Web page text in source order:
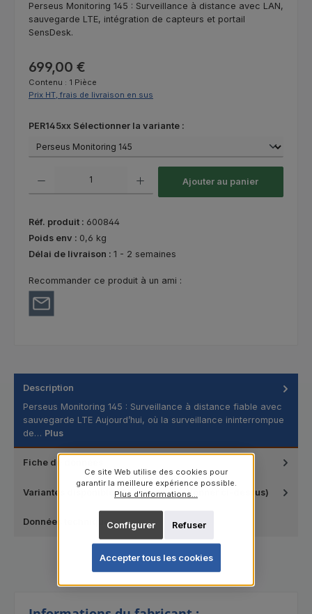
Perseus Monitoring 145 : Surveillance à distance avec LAN,
sauvegarde LTE, intégration de capteurs et portail
SensDesk.
Prix régulier :
699,00 €
Contenu : 1 Pièce
Prix HT, frais de livraison en sus
Sélectionnez
PER145xx Sélectionner la variante :
Ajouter au panier
Réf. produit : 600844
Poids env : 0,6 kg
Délai de livraison : 1 - 2 semaines
Recommander ce produit à un ami :
Description
Perseus Monitoring 145 : Surveillance à distance fiable avec
sauvegarde LTE Aujourd’hui, où la surveillance ininterrompue
de… Plus
Fiche de données
Variantes disponibles (veuillez sélectionner ci-dessus)
Données techniques
Ce site Web utilise des cookies pour
garantir la meilleure expérience possible.
Plus d'informations...
Refuser
Configurer
Accepter tous les cookies